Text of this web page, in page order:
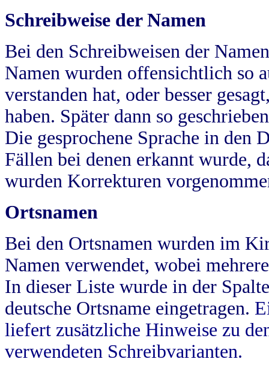
Schreibweise der Namen
Bei den Schreibweisen der
Namen wurden offensichtlich so
verstanden hat, oder besser
haben. Später dann so
Die gesprochene Sprache in
Fällen bei denen erkannt wurde,
wurden Korrekturen
Ortsnamen
Bei den Ortsnamen wurden im
Namen verwendet, wobei
In dieser Liste wurde in der
deutsche Ortsname eingetragen.
liefert zusätzliche Hinweise zu
verwendeten Schreibvarianten.